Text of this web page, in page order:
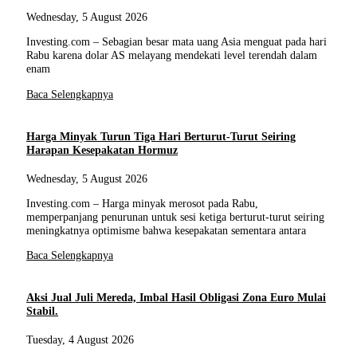
Wednesday, 5 August 2026
Investing.com – Sebagian besar mata uang Asia menguat pada hari
Rabu karena dolar AS melayang mendekati level terendah dalam
enam
Baca Selengkapnya
Harga Minyak Turun Tiga Hari Berturut-Turut Seiring
Harapan Kesepakatan Hormuz
Wednesday, 5 August 2026
Investing.com – Harga minyak merosot pada Rabu,
memperpanjang penurunan untuk sesi ketiga berturut-turut seiring
meningkatnya optimisme bahwa kesepakatan sementara antara
Baca Selengkapnya
Aksi Jual Juli Mereda, Imbal Hasil Obligasi Zona Euro Mulai
Stabil.
Tuesday, 4 August 2026